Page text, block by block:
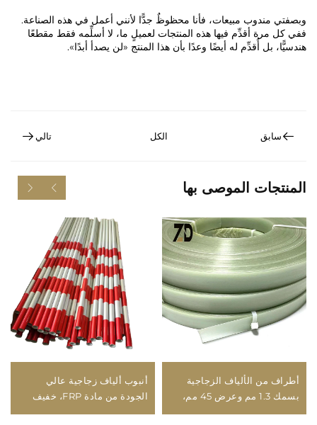
وبصفتي مندوب مبيعات، فأنا محظوظٌ جدًّا لأنني أعمل في هذه الصناعة.
ففي كل مرة أقدِّم فيها هذه المنتجات لعميلٍ ما، لا أسلِّمه فقط مقطعًا
هندسيًّا، بل أُقدِّم له أيضًا وعدًا بأن هذا المنتج «لن يصدأ أبدًا».
سابق الكل تالي
المنتجات الموصى بها
أطراف من الألياف الزجاجية
بسمك 1.3 مم وعرض 45 مم،
أنبوب ألياف زجاجية عالي
الجودة من مادة FRP، خفيف